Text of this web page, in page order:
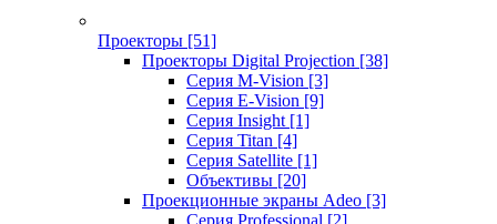
Проекторы [51]
Проекторы Digital Projection [38]
Серия M-Vision [3]
Серия E-Vision [9]
Серия Insight [1]
Серия Titan [4]
Серия Satellite [1]
Объективы [20]
Проекционные экраны Adeo [3]
Серия Professional [2]